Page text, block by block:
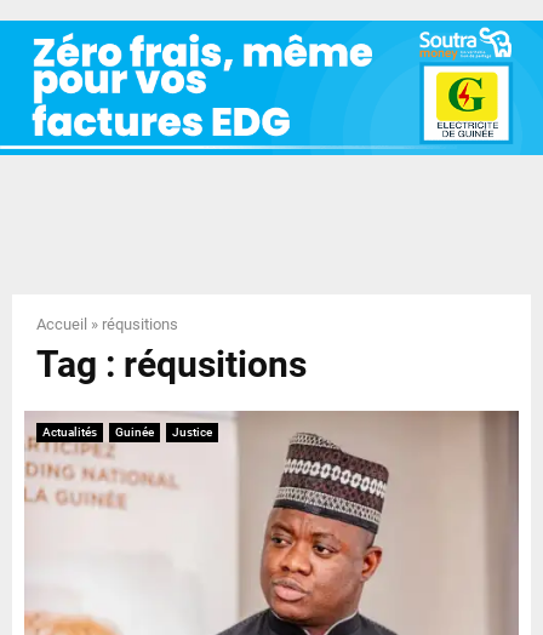
A
Y
N
U
Accueil » réqusitions
Tag : réqusitions
Actualités Guinée Justice